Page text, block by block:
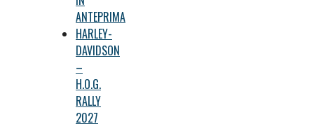
ANTEPRIMA
HARLEY-
DAVIDSON
–
H.O.G.
RALLY
2027